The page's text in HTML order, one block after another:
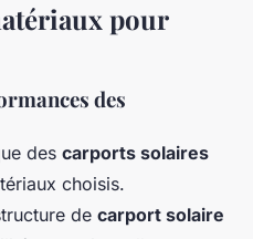
pour
des
des carports solaires
choisis.
de carport solaire